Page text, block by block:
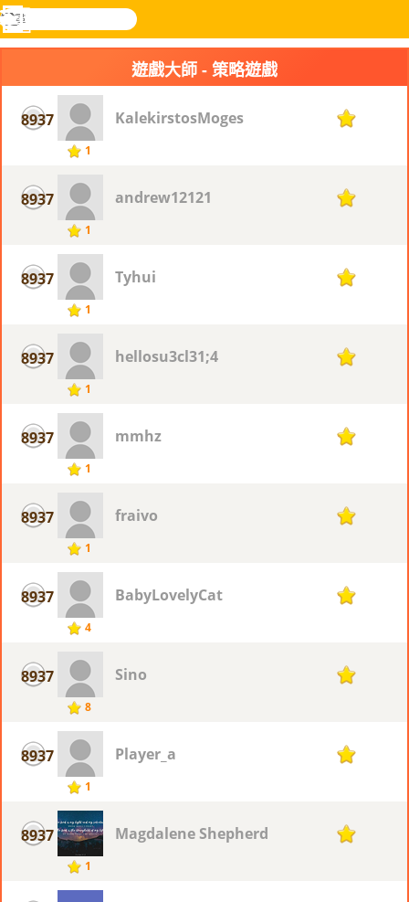
樂和遊
搜
尋
登入
功
遊戲大師 - 策略遊戲
8937
1
KalekirstosMoges 1
8937
1
andrew12121 1
8937
1
Tyhui 1
8937
1
hellosu3cl31;4 1
8937
1
mmhz 1
8937
1
fraivo 1
8937
4
BabyLovelyCat 1
8937
8
Sino 1
8937
1
Player_a 1
8937
1
Magdalene Shepherd 1